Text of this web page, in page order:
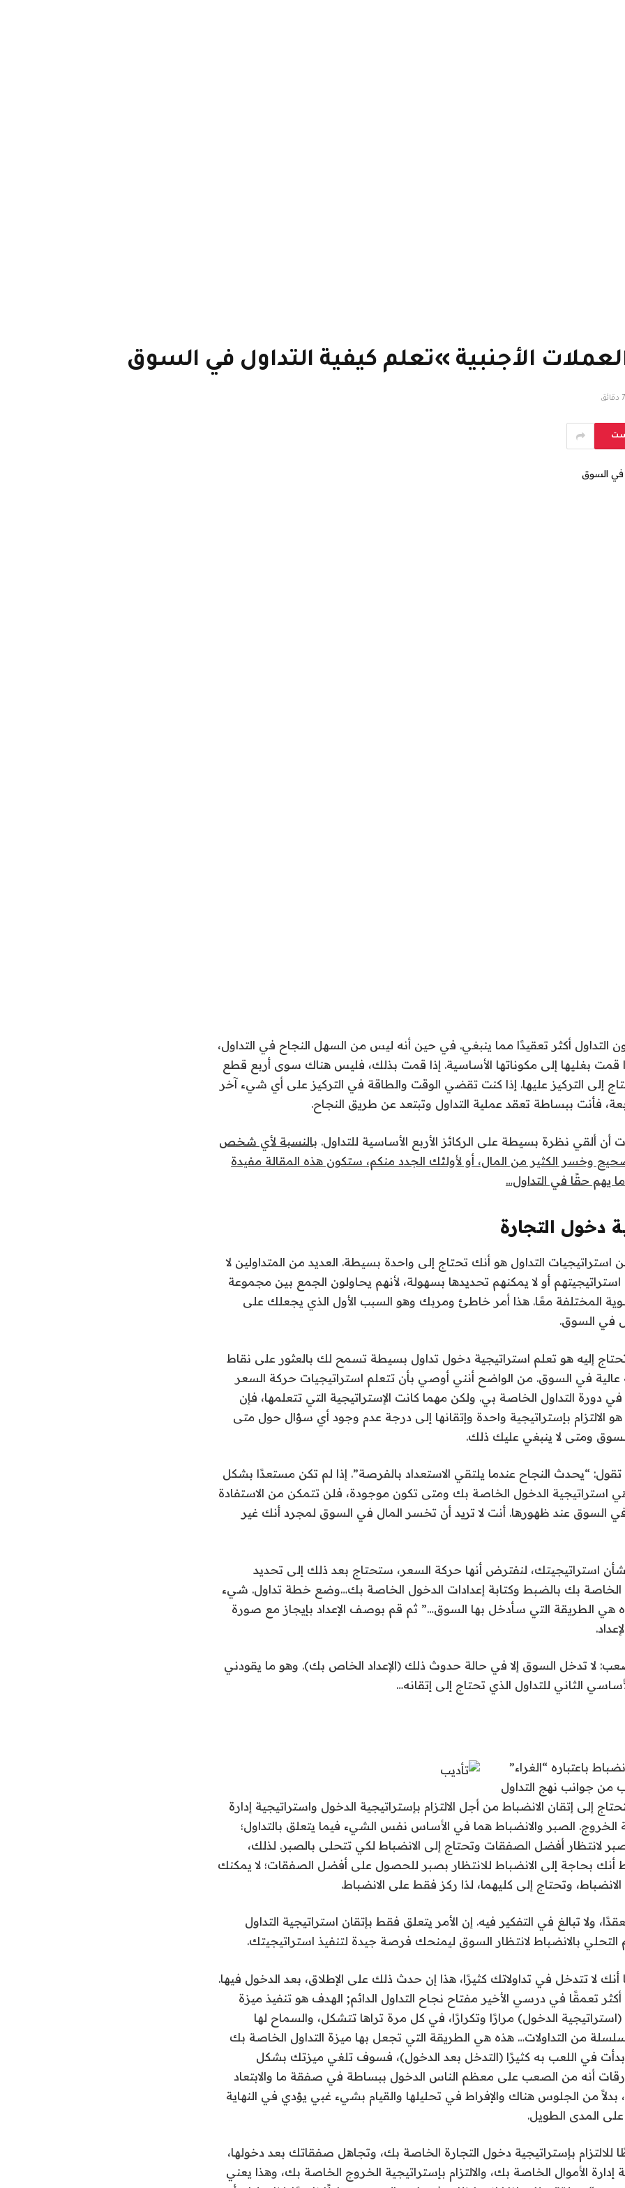
العملات الأجنبية »تعلم كيفية التداول في السوق
7 دقائق
التداول أكثر تعقيدًا مما ينبغي. في حين أنه ليس من السهل النجاح في التداول،
قمت بغليها إلى مكوناتها الأساسية. إذا قمت بذلك، فليس هناك سوى أربع قطع
إلى التركيز عليها. إذا كنت تقضي الوقت والطاقة في التركيز على أي شيء آخر
فأنت ببساطة تعقد عملية التداول وتبتعد عن طريق النجاح.
أن ألقي نظرة بسيطة على الركائز الأربع الأساسية للتداول. بالنسبة لأي شخص
وخسر الكثير من المال، أو لأولئك الجدد منكم، ستكون هذه المقالة مفيدة
ما يهم حقًا في التداول…
التداول هو أنك تحتاج إلى واحدة بسيطة. العديد من المتداولين لا
أو لا يمكنهم تحديدها بسهولة، لأنهم يحاولون الجمع بين مجموعة
المختلفة معًا. هذا أمر خاطئ ومربك وهو السبب الأول الذي يجعلك على
في السوق.
إليه هو تعلم استراتيجية دخول تداول بسيطة تسمح لك بالعثور على نقاط
عالية في السوق. من الواضح أنني أوصي بأن تتعلم استراتيجيات حركة السعر
في دورة التداول الخاصة بي. ولكن مهما كانت الإستراتيجية التي تتعلمها، فإن
هو الالتزام بإستراتيجية واحدة وإتقانها إلى درجة عدم وجود أي سؤال حول متى
ومتى لا ينبغي عليك ذلك.
“يحدث النجاح عندما يلتقي الاستعداد بالفرصة”. إذا لم تكن مستعدًا بشكل
الدخول الخاصة بك ومتى تكون موجودة، فلن تتمكن من الاستفادة
عند ظهورها. أنت لا تريد أن تخسر المال في السوق لمجرد أنك غير
استراتيجيتك، لنفترض أنها حركة السعر، ستحتاج بعد ذلك إلى تحديد
الخاصة بك بالضبط وكتابة إعدادات الدخول الخاصة بك…وضع خطة تداول. شيء
هي الطريقة التي سأدخل بها السوق…” ثم قم بوصف الإعداد بإيجاز مع صورة
لا تدخل السوق إلا في حالة حدوث ذلك (الإعداد الخاص بك). وهو ما يقودني
الثاني للتداول الذي تحتاج إلى إتقانه…
باعتباره “الغراء”
من جوانب نهج التداول
إلى إتقان الانضباط من أجل الالتزام بإستراتيجية الدخول واستراتيجية إدارة
الخروج. الصبر والانضباط هما في الأساس نفس الشيء فيما يتعلق بالتداول؛
لانتظار أفضل الصفقات وتحتاج إلى الانضباط لكي تتحلى بالصبر. لذلك،
أنك بحاجة إلى الانضباط للانتظار بصبر للحصول على أفضل الصفقات؛ لا يمكنك
وتحتاج إلى كليهما، لذا ركز فقط على الانضباط.
ولا تبالغ في التفكير فيه. إن الأمر يتعلق فقط بإتقان استراتيجية التداول
بالانضباط لانتظار السوق ليمنحك فرصة جيدة لتنفيذ استراتيجيتك.
أنك لا تتدخل في تداولاتك كثيرًا، هذا إن حدث ذلك على الإطلاق، بعد الدخول فيها.
تعمقًا في درسي الأخير مفتاح نجاح التداول الدائم; الهدف هو تنفيذ ميزة
الدخول) مرارًا وتكرارًا، في كل مرة تراها تتشكل، والسماح لها
من التداولات… هذه هي الطريقة التي تجعل بها ميزة التداول الخاصة بك
في اللعب به كثيرًا (التدخل بعد الدخول)، فسوف تلغي ميزتك بشكل
أنه من الصعب على معظم الناس الدخول ببساطة في صفقة ما والابتعاد
بدلاً من الجلوس هناك والإفراط في تحليلها والقيام بشيء غبي يؤدي في النهاية
المدى الطويل.
للالتزام بإستراتيجية دخول التجارة الخاصة بك، وتجاهل صفقاتك بعد دخولها،
إدارة الأموال الخاصة بك، والالتزام بإستراتيجية الخروج الخاصة بك، وهذا يعني